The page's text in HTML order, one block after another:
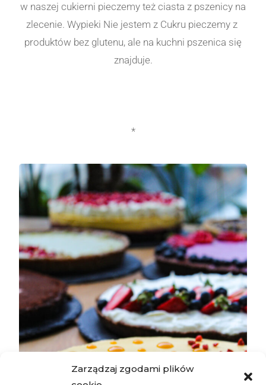
Zarządzaj zgodami plików
w naszej cukierni pieczemy też ciasta z pszenicy na
zlecenie. Wypieki Nie jestem z Cukru pieczemy z
produktów bez glutenu, ale na kuchni pszenica się
znajduje.
*